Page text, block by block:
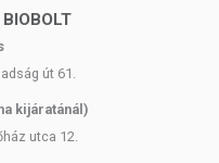
út 61.
kijáratánál)
utca 12.